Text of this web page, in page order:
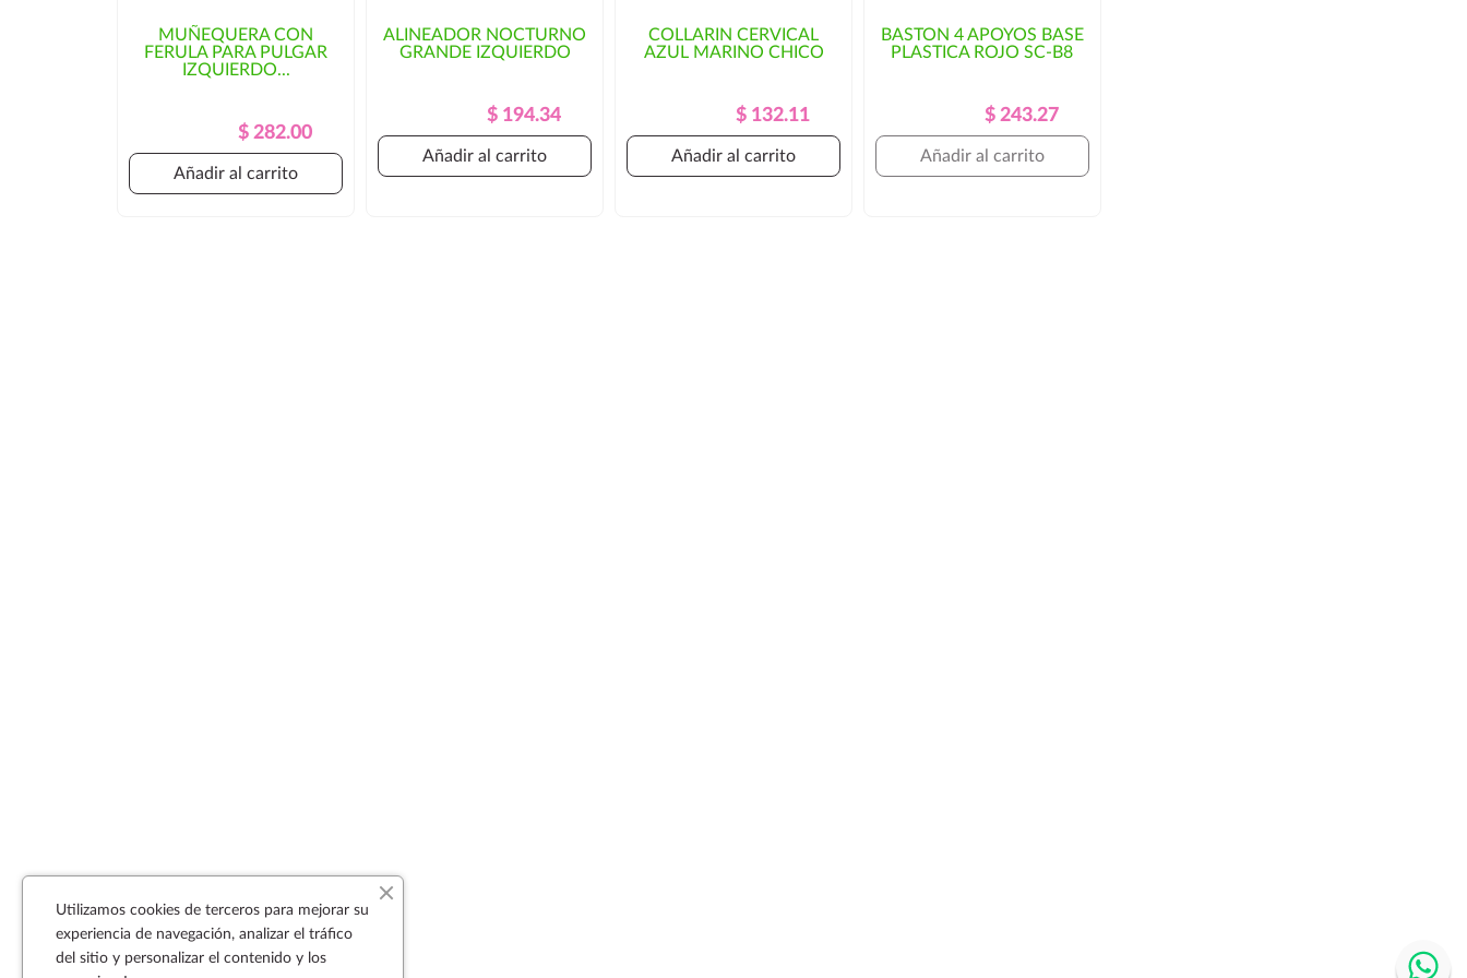
MUÑEQUERA CON
FERULA PARA PULGAR
IZQUIERDO...
Precio
Regular
Precio
$ 282.00
Añadir al carrito
ALINEADOR NOCTURNO
GRANDE IZQUIERDO
Precio
Regular
Precio
$ 194.34
Añadir al carrito
COLLARIN CERVICAL
AZUL MARINO CHICO
Precio
Regular
Precio
$ 132.11
Añadir al carrito
BASTON 4 APOYOS BASE
PLASTICA ROJO SC-B8
Precio
Regular
Precio
$ 243.27
Añadir al carrito
Utilizamos cookies de terceros para mejorar su
experiencia de navegación, analizar el tráfico
del sitio y personalizar el contenido y los